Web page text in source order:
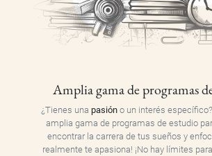
Amplia gama de programas
¿Tienes una pasióno un interés
amplia gama de programas de estudio
encontrar la carrera de tus sueños y
realmente te apasiona! ¡No hay límites